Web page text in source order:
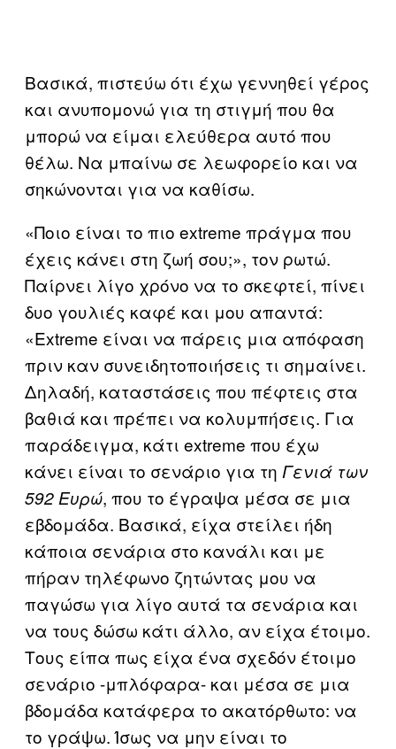
Βασικά, πιστεύω ότι έχω γεννηθεί γέρος
και ανυπομονώ για τη στιγμή που θα
μπορώ να είμαι ελεύθερα αυτό που
θέλω. Να μπαίνω σε λεωφορείο και να
σηκώνονται για να καθίσω.
«Ποιο είναι το πιο extreme πράγμα που
έχεις κάνει στη ζωή σου;», τον ρωτώ.
Παίρνει λίγο χρόνο να το σκεφτεί, πίνει
δυο γουλιές καφέ και μου απαντά:
«Extreme είναι να πάρεις μια απόφαση
πριν καν συνειδητοποιήσεις τι σημαίνει.
Δηλαδή, καταστάσεις που πέφτεις στα
βαθιά και πρέπει να κολυμπήσεις. Για
παράδειγμα, κάτι extreme που έχω
κάνει είναι το σενάριο για τη Γενιά των
592 Ευρώ, που το έγραψα μέσα σε μια
εβδομάδα. Βασικά, είχα στείλει ήδη
κάποια σενάρια στο κανάλι και με
πήραν τηλέφωνο ζητώντας μου να
παγώσω για λίγο αυτά τα σενάρια και
να τους δώσω κάτι άλλο, αν είχα έτοιμο.
Τους είπα πως είχα ένα σχεδόν έτοιμο
σενάριο -μπλόφαρα- και μέσα σε μια
βδομάδα κατάφερα το ακατόρθωτο: να
το γράψω. Ίσως να μην είναι το